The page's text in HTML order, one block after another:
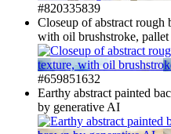
#820335839
Closeup of abstract
with oil brushstroke,
#659851632
Earthy abstract painted
by generative AI